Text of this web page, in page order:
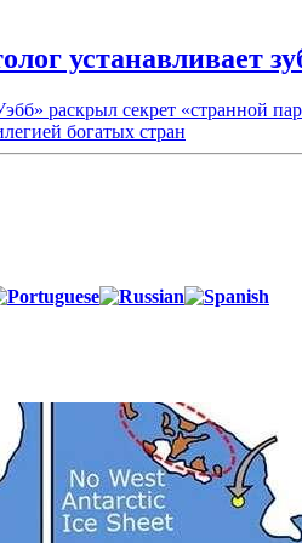
устанавливает
раскрыл секрет «странной
богатых стран